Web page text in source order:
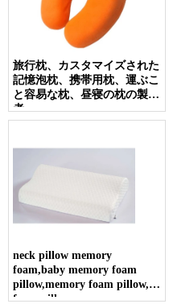
旅行枕、カスタマイズされた
記憶泡枕、携帯用枕、運ぶこ
と容易な枕、昼寝の枕の製造
者
neck pillow memory
foam,baby memory foam
pillow,memory foam pillow,
foam pillow